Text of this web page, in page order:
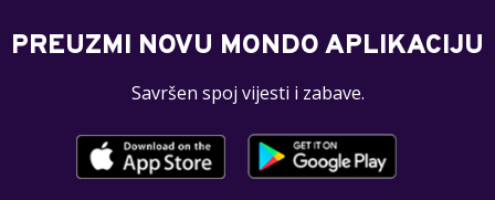
PREUZMI NOVU MONDO APLIKACIJU
Savršen spoj vijesti i zabave.